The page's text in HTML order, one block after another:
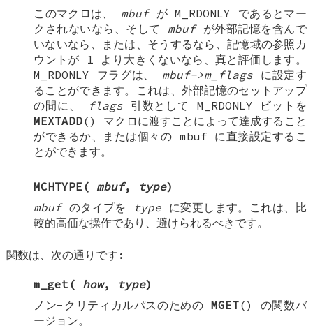
このマクロは、 mbufがM_RDONLY であるとマー
クされないなら、そして mbufが外部記憶を含んで
いないなら、または、そうするなら、記憶域の参照カ
ウントが 1 より大きくないなら、真と評価します。
M_RDONLY フラグは、 mbuf->m_flags に設定す
ることができます。これは、外部記憶のセットアップ
の間に、
flags 引数として M_RDONLY ビットを
MEXTADD() マクロに渡すことによって達成すること
ができるか、または個々の mbuf に直接設定するこ
とができます。
MCHTYPE ( mbuf, type)
mbufのタイプを type に変更します。これは、比
較的高価な操作であり、避けられるべきです。
関数は、次の通りです:
m_get ( how, type)
ノン-クリティカルパスのためのMGET() の関数バ
ージョン。